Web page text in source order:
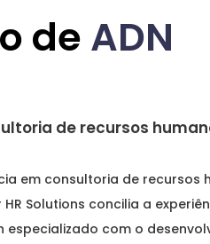
de ADN
de recursos
em consultoria de recursos
Solutions concilia a
com o